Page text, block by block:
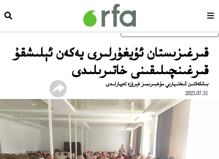
ئاساسلىق مەزمۇنغا ئاتلاڭسەھىپە
قىرغىزىستان ئۇيغۇرلىرى يەكەن ئېلىشقۇ
قىرغىنچىلىقىنى خاتىرىلىدى
بىشكەكتىن ئىختىيارىي مۇخبىرىمىز فېرۇزە تەييارلىدى
2023.07.31